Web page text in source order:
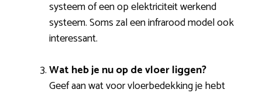
systeem of een op elektriciteit werkend
systeem. Soms zal een infrarood model ook
interessant.
Wat heb je nu op de vloer liggen?
Geef aan wat voor vloerbedekking je hebt